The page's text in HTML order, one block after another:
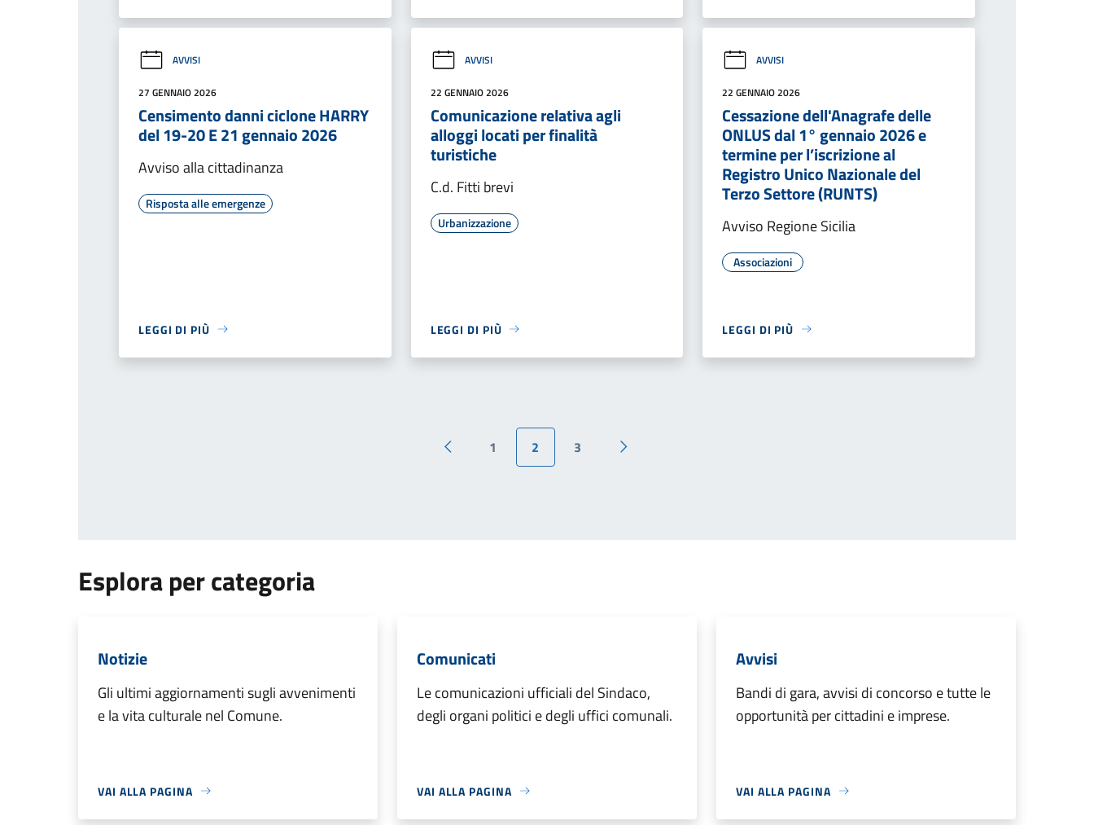
AVVISI
27 GENNAIO 2026
Censimento danni ciclone HARRY
del 19-20 E 21 gennaio 2026
Avviso alla cittadinanza
Risposta alle emergenze
LEGGI DI PIÙ
AVVISI
22 GENNAIO 2026
Comunicazione relativa agli
alloggi locati per finalità
turistiche
C.d. Fitti brevi
Urbanizzazione
LEGGI DI PIÙ
AVVISI
22 GENNAIO 2026
Cessazione dell'Anagrafe delle
ONLUS dal 1° gennaio 2026 e
termine per l’iscrizione al
Registro Unico Nazionale del
Terzo Settore (RUNTS)
Avviso Regione Sicilia
Associazioni
LEGGI DI PIÙ
Pagina precedente
1 2 3
Pagina successiva
Esplora per categoria
Notizie
Gli ultimi aggiornamenti sugli avvenimenti
e la vita culturale nel Comune.
VAI ALLA PAGINA
Comunicati
Le comunicazioni ufficiali del Sindaco,
degli organi politici e degli uffici comunali.
VAI ALLA PAGINA
Avvisi
Bandi di gara, avvisi di concorso e tutte le
opportunità per cittadini e imprese.
VAI ALLA PAGINA